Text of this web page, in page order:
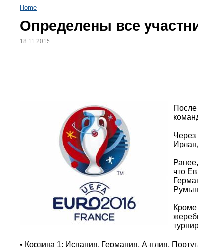
Home
Определены все
18.11.2015
После
что
Кроме
• Корзина 1: Испания, Германия, Англия,